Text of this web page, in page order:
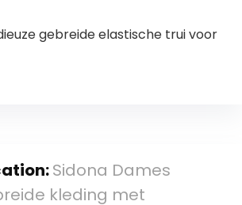
gebreide elastische trui voor
Sidona Dames
kleding met